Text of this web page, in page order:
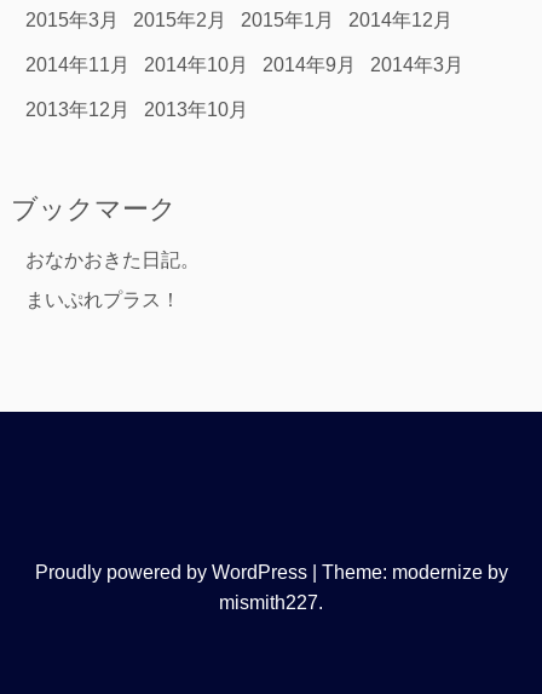
2015年3月 2015年2月 2015年1月 2014年12月
2014年11月 2014年10月 2014年9月 2014年3月
2013年12月 2013年10月
ブックマーク
おなかおきた日記。
まいぷれプラス！
Proudly powered by WordPress
Theme: modernize by
mismith227.